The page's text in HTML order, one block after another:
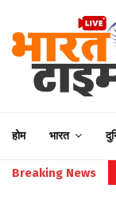
होम भारत
Breaking News